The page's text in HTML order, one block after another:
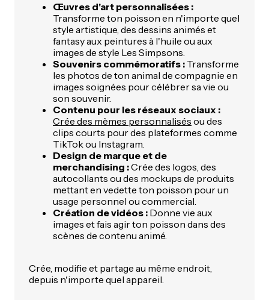
Œuvres d'art personnalisées :
Transforme ton poisson en n'importe quel
style artistique, des dessins animés et
fantasy aux peintures à l'huile ou aux
images de style Les Simpsons.
Souvenirs commémoratifs : Transforme
les photos de ton animal de compagnie en
images soignées pour célébrer sa vie ou
son souvenir.
Contenu pour les réseaux sociaux :
Crée des mèmes personnalisés ou des
clips courts pour des plateformes comme
TikTok ou Instagram.
Design de marque et de
merchandising :Crée des logos, des
autocollants ou des mockups de produits
mettant en vedette ton poisson pour un
usage personnel ou commercial.
Création de vidéos : Donne vie aux
images et fais agir ton poisson dans des
scènes de contenu animé.
Crée, modifie et partage au même endroit,
depuis n'importe quel appareil.